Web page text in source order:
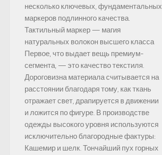
несколько ключевых, фундаментальных
маркеров подлинного качества.
Тактильный маркер — магия
натуральных волокон высшего класса
Первое, что выдает вещь премиум-
сегмента, — это качество текстиля.
Дороговизна материала считывается на
расстоянии благодаря тому, как ткань
отражает свет, драпируется в движении
и ложится по фигуре. В производстве
одежды высокого уровня используются
исключительно благородные фактуры:
Кашемир и шелк. Тончайший пух горных